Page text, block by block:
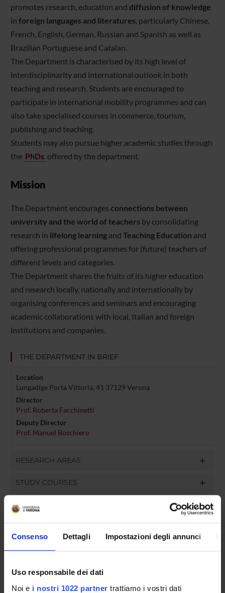
Consenso Dettagli Impostazioni degli annunci
Uso responsabile dei dati
Noi e i nostri 1022 partner trattiamo i vostri dati
promotes research, education and diffusion of knowledge
in foreign languages and literatures, particularly Chinese,
French, English, German, Russian and Spanish as well as
Brazilian Portuguese and Catalan.
The Department is characterised by its high level of
interdisciplinarity and international outlook in both
teaching and research. Students are encouraged to
participate in international mobility programmes and can
also take specialised courses in commerce, tourism,
publishing and teaching.
Students may also pursue higher academic studies through
the PhDs offered by the department.
Mission
The Department encourages connections between
university and the world of teachers by consolidating
research in lifelong learningand Teaching Education and
offering professional programmes for (future) teachers of
different levels and categories.
The Department shares the fruits of its higher education
and research locally, nationally and internationally by
organising conferences and seminars and encouraging
academic collaborations with local, Italian and foreign
institutions and companies.
THE DEPARTMENT IN BRIEF
Location
Lungadige Porta Vittoria, 41 37129 Verona
Director
Prof. Roberta Facchinetti
Deputy Director
Prof. Manuel Boschiero
RESEARCH AREAS
STUDY COURSES
PHD PROGRAMMES
Documents